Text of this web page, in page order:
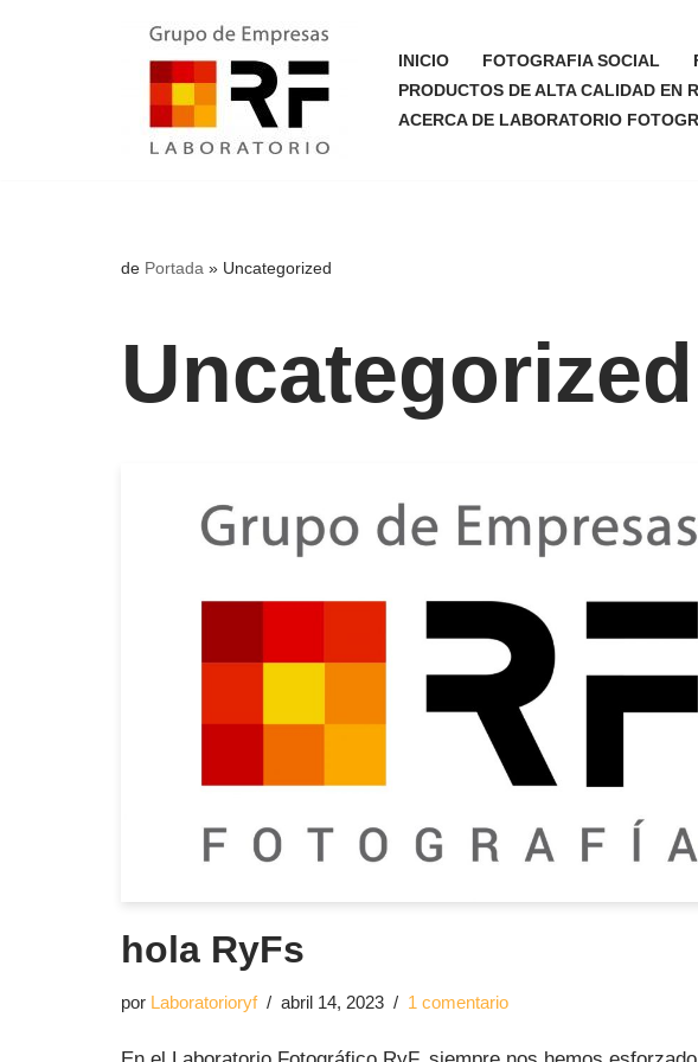
INICIO FOTOGRAFIA SOCIAL
PRODUCTOS DE ALTA CALIDAD EN
ACERCA DE LABORATORIO
de Portada » Uncategorized
Uncategorized
hola RyFs
por Laboratorioryf abril 14, 2023 1 comentario